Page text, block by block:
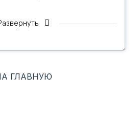
монтажных отверстий
электрической сети
ГЛАВНУЮ